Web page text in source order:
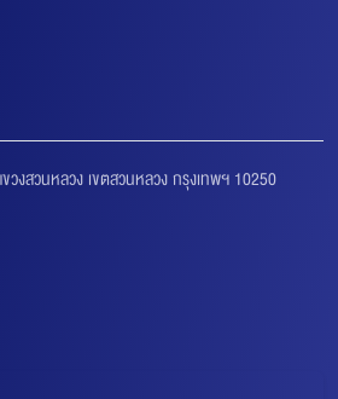
งสวนหลวง เขตสวนหลวง กรุงเทพฯ 10250